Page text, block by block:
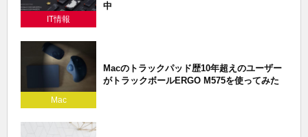
IT情報
中
Mac
Macのトラックパッド歴10年超えのユーザー
がトラックボールERGO M575を使ってみた